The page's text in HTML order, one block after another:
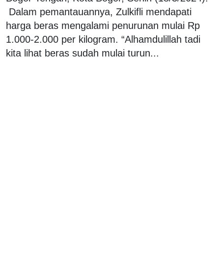
Dalam pemantauannya, Zulkifli mendapati
harga beras mengalami penurunan mulai Rp
1.000-2.000 per kilogram. “Alhamdulillah tadi
kita lihat beras sudah mulai turun...